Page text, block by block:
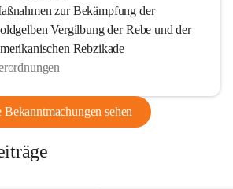
zur Bekämpfung der
Vergilbung der Rebe und der
Rebzikade
Bekanntmachungen sehen